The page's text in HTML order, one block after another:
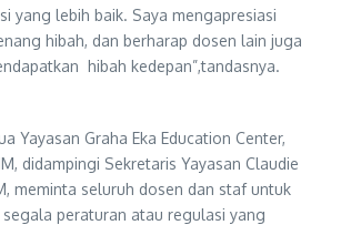
yang lebih baik. Saya mengapresiasi
hibah, dan berharap dosen lain juga
hibah kedepan”,tandasnya.
Yayasan Graha Eka Education Center,
didampingi Sekretaris Yayasan Claudie
meminta seluruh dosen dan staf untuk
peraturan atau regulasi yang